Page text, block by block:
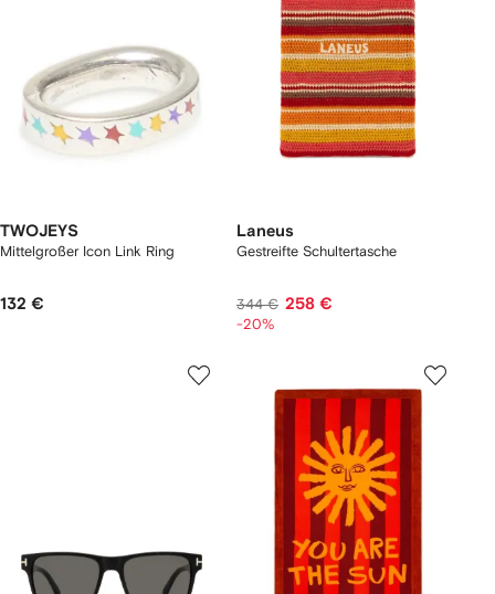
TWOJEYS
Mittelgroßer Icon Link Ring
132 €
Laneus
Gestreifte Schultertasche
344 € 258 €
-20%